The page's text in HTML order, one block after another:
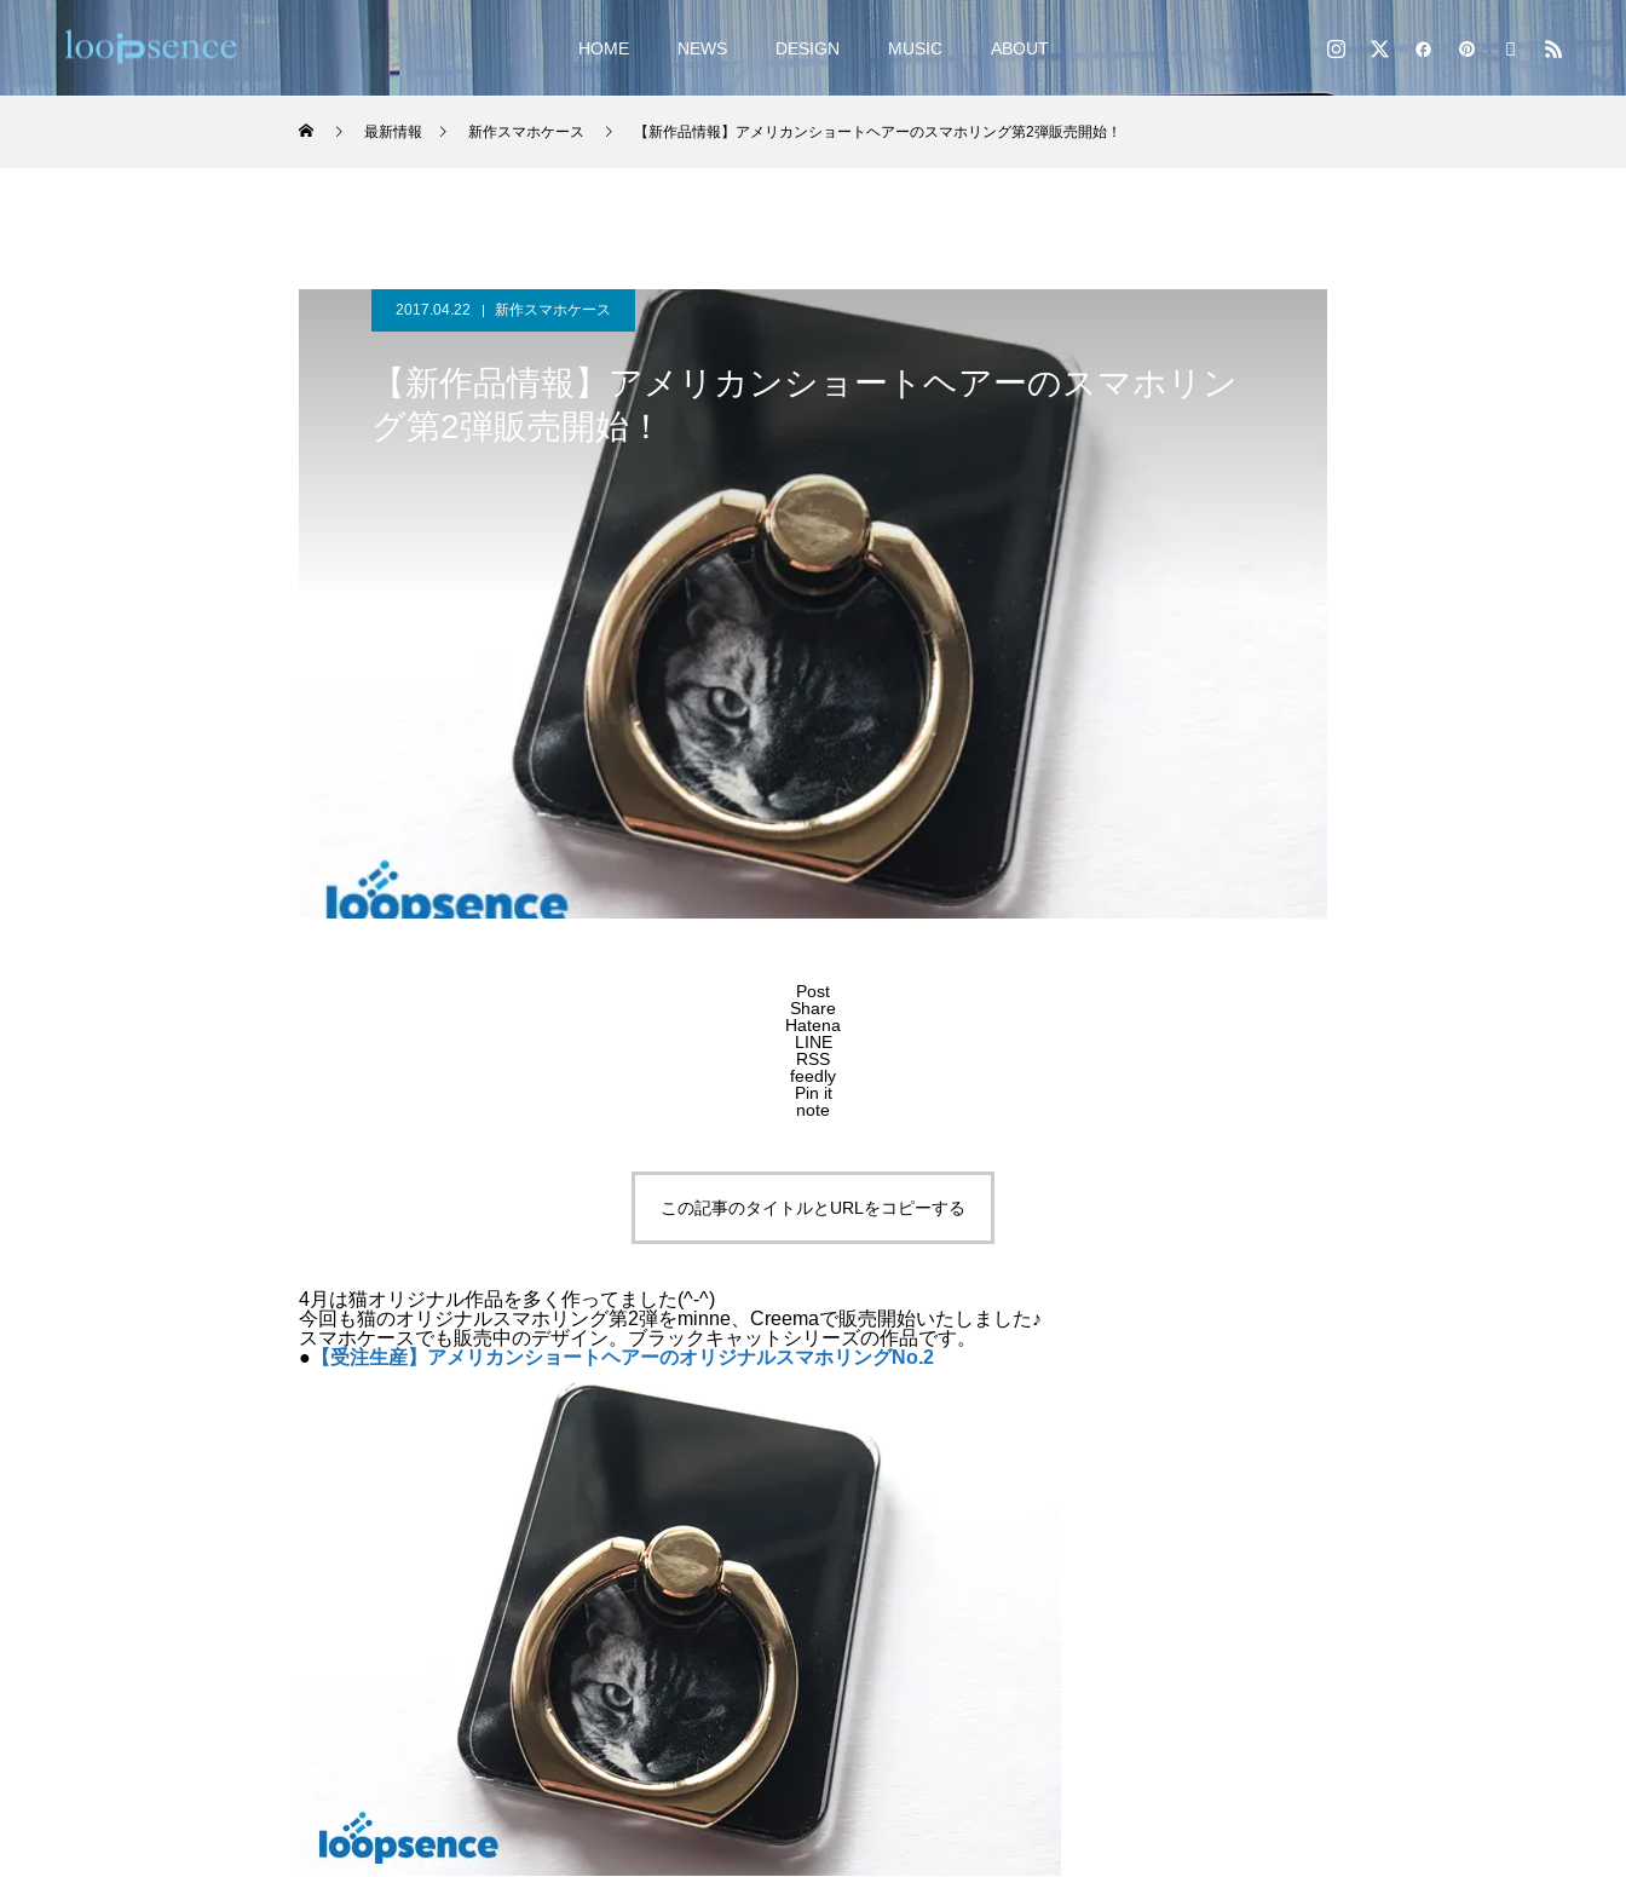
HOME NEWS DESIGN MUSIC ABOUT
最新情報 新作スマホケース 【新作品情報】アメリカンショートヘアーのスマホリング第2弾販売開始！
2017.04.22 新作スマホケース
【新作品情報】アメリカンショートヘアーのスマホリン
グ第2弾販売開始！
Post
Share
Hatena
LINE
RSS
feedly
Pin it
note
この記事のタイトルとURLをコピーする
4月は猫オリジナル作品を多く作ってました(^-^)
今回も猫のオリジナルスマホリング第2弾をminne、Creemaで販売開始いたしました♪
スマホケースでも販売中のデザイン。ブラックキャットシリーズの作品です。
● 【受注生産】アメリカンショートヘアーのオリジナルスマホリングNo.2